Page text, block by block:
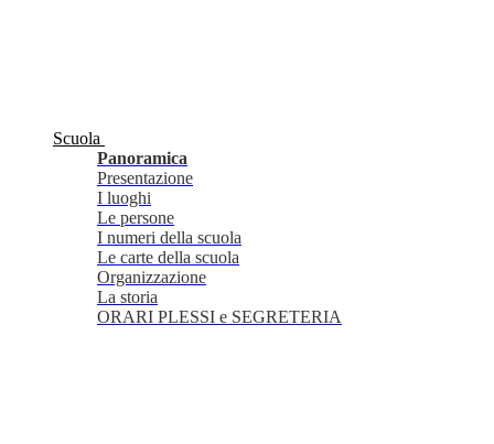
Scuola
Panoramica
Presentazione
I luoghi
Le persone
I numeri della scuola
Le carte della scuola
Organizzazione
La storia
ORARI PLESSI e SEGRETERIA